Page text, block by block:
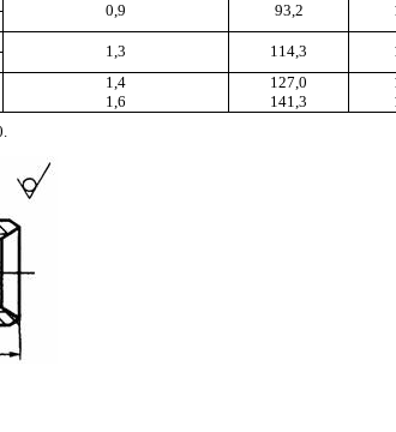
0,9 93,2
1,3 114,3
1,4 127,0
1,6 141,3